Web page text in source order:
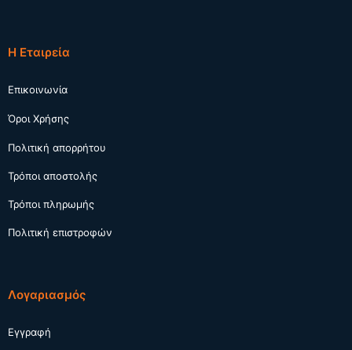
Η Εταιρεία
Επικοινωνία
Όροι Χρήσης
Πολιτική απορρήτου
Τρόποι αποστολής
Τρόποι πληρωμής
Πολιτική επιστροφών
Λογαριασμός
Εγγραφή